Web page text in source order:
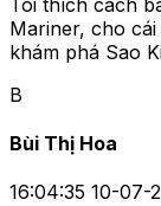
Mariner, cho
khám phá Sao
B
Bùi Thị Hoa
16:04:35 10-07-